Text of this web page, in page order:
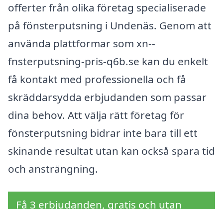
offerter från olika företag specialiserade
på fönsterputsning i Undenäs. Genom att
använda plattformar som xn--
fnsterputsning-pris-q6b.se kan du enkelt
få kontakt med professionella och få
skräddarsydda erbjudanden som passar
dina behov. Att välja rätt företag för
fönsterputsning bidrar inte bara till ett
skinande resultat utan kan också spara tid
och ansträngning.
Få 3 erbjudanden, gratis och utan